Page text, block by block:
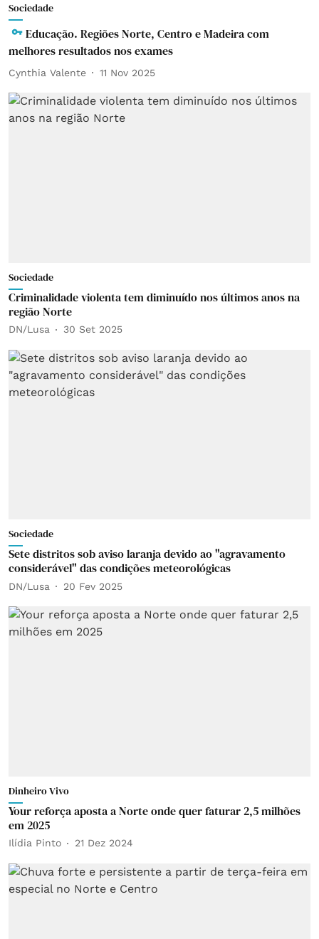
Sociedade
Educação. Regiões Norte, Centro e Madeira com
melhores resultados nos exames
Cynthia Valente 11 Nov 2025
Sociedade
Criminalidade violenta tem diminuído nos últimos anos na
região Norte
DN/Lusa 30 Set 2025
Sociedade
Sete distritos sob aviso laranja devido ao "agravamento
considerável" das condições meteorológicas
DN/Lusa 20 Fev 2025
Dinheiro Vivo
Your reforça aposta a Norte onde quer faturar 2,5 milhões
em 2025
Ilídia Pinto 21 Dez 2024